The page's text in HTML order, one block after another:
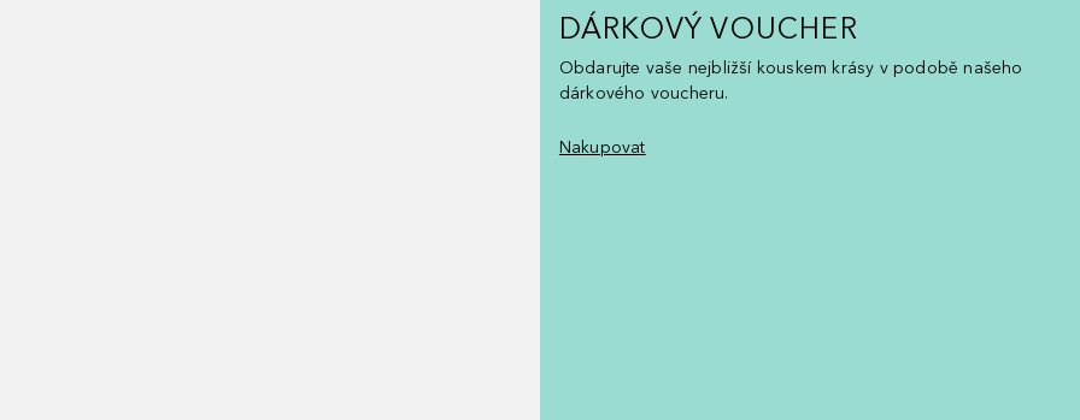
DÁRKOVÝ VOUCHER
Obdarujte vaše nejbližší kouskem krásy v podobě našeho
dárkového voucheru.
Nakupovat